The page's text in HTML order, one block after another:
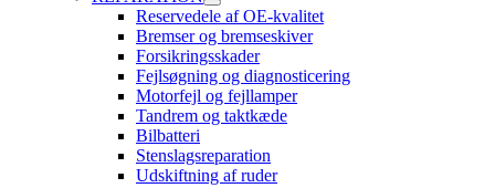
Reservedele af OE-kvalitet
Bremser og bremseskiver
Forsikringsskader
Fejlsøgning og diagnosticering
Motorfejl og fejllamper
Tandrem og taktkæde
Bilbatteri
Stenslagsreparation
Udskiftning af ruder